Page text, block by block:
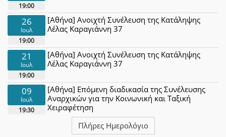
19:00
26
Ιουλ
19:00
[Αθήνα] Ανοιχτή Συνέλευση της Κατάληψης
Λέλας Καραγιάννη 37
21
Ιουλ
19:00
[Αθήνα] Ανοιχτή Συνέλευση της Κατάληψης
Λέλας Καραγιάννη 37
09
Ιουλ
19:30
[Αθήνα] Επόμενη διαδικασία της Συνέλευσης
Αναρχικών για την Κοινωνική και Ταξική
Χειραφέτηση
Πλήρες Ημερολόγιο